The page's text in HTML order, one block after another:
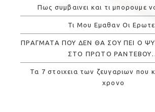
Πως συμβαινει και τι μπορουμε
Τι Μου Εμαθαν Οι
ΠΡΑΓΜΑΤΑ ΠΟΥ ΔΕΝ ΘΑ ΣΟΥ ΠΕΙ Ο
ΣΤΟ ΠΡΩΤΟ ΡΑΝΤΕΒΟΥ…
Τα 7 στοιχεια των ζευγαριων που
χρονο